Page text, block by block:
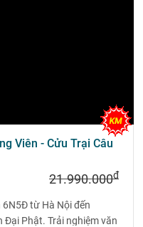
Viên - Cửu Trại Câu
21.990.000đ
từ Hà Nội đến
Đại Phật. Trải nghiệm văn